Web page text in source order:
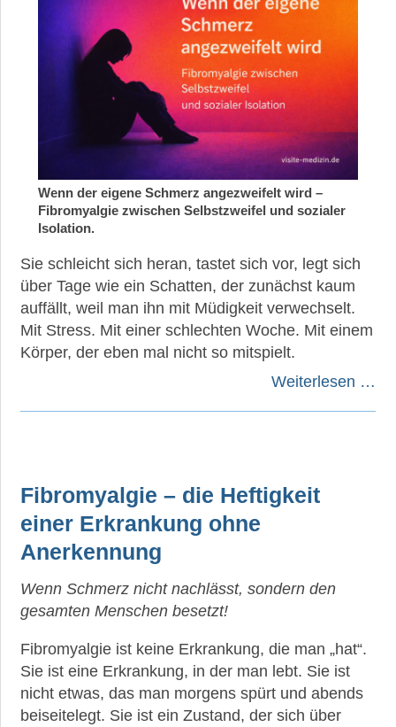
Wenn der eigene Schmerz angezweifelt wird –
Fibromyalgie zwischen Selbstzweifel und sozialer
Isolation.
Sie schleicht sich heran, tastet sich vor, legt sich
über Tage wie ein Schatten, der zunächst kaum
auffällt, weil man ihn mit Müdigkeit verwechselt.
Mit Stress. Mit einer schlechten Woche. Mit einem
Körper, der eben mal nicht so mitspielt.
Weiterlesen …
Fibromyalgie – die Heftigkeit
einer Erkrankung ohne
Anerkennung
Wenn Schmerz nicht nachlässt, sondern den
gesamten Menschen besetzt!
Fibromyalgie ist keine Erkrankung, die man „hat“.
Sie ist eine Erkrankung, in der man lebt. Sie ist
nicht etwas, das man morgens spürt und abends
beiseitelegt. Sie ist ein Zustand, der sich über